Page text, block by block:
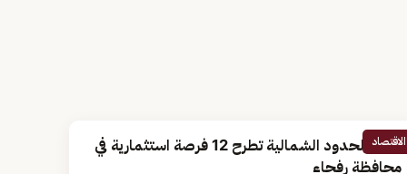
الاقتصاد
أمانة الحدود الشمالية تطرح 12 فرصة استثمارية في
محافظة رفحاء